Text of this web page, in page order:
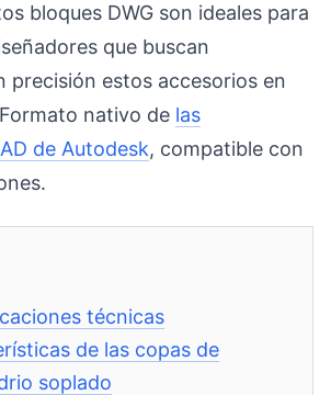
bloques DWG son ideales para
que buscan
precisión estos accesorios en
nativo de las
de Autodesk, compatible con
técnicas
de las copas de
soplado